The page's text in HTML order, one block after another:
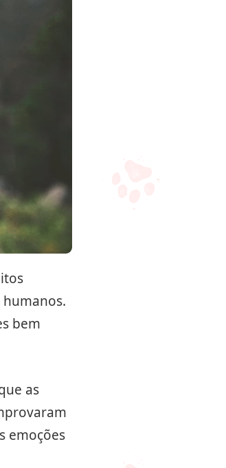
bem
as
emoções